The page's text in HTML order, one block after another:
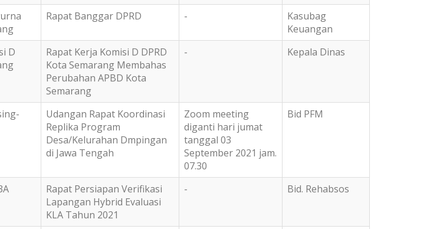
Rapat Banggar DPRD -
Kasubag
Keuangan
D
Rapat Kerja Komisi D DPRD
Kota Semarang Membahas
Perubahan APBD Kota
Semarang
- Kepala Dinas
Udangan Rapat Koordinasi
Replika Program
Desa/Kelurahan Dmpingan
di Jawa Tengah
Zoom meeting
diganti hari jumat
tanggal 03
September 2021 jam.
07.30
Bid PFM
Rapat Persiapan Verifikasi
Lapangan Hybrid Evaluasi
KLA Tahun 2021
- Bid. Rehabsos